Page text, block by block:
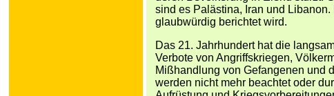
sind es Palästina, Iran und
glaubwürdig berichtet wird.
Das 21. Jahrhundert hat die
Verbote von Angriffskriegen,
Mißhandlung von Gefangenen und
werden nicht mehr beachtet oder